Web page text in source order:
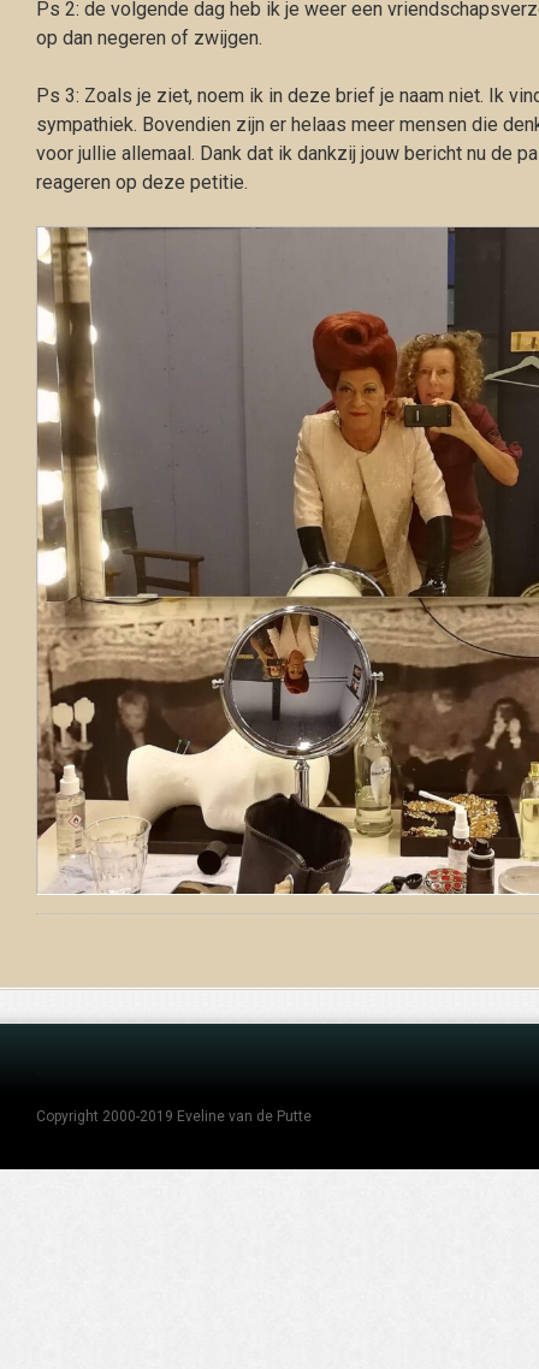
Ps 2: de volgende dag heb ik je weer een
op dan negeren of zwijgen.
Ps 3: Zoals je ziet, noem ik in deze brief je naam niet. Ik
sympathiek. Bovendien zijn er helaas meer mensen die
voor jullie allemaal. Dank dat ik dankzij jouw bericht nu de
reageren op deze petitie.
Copyright 2000-2019 Eveline van de Putte